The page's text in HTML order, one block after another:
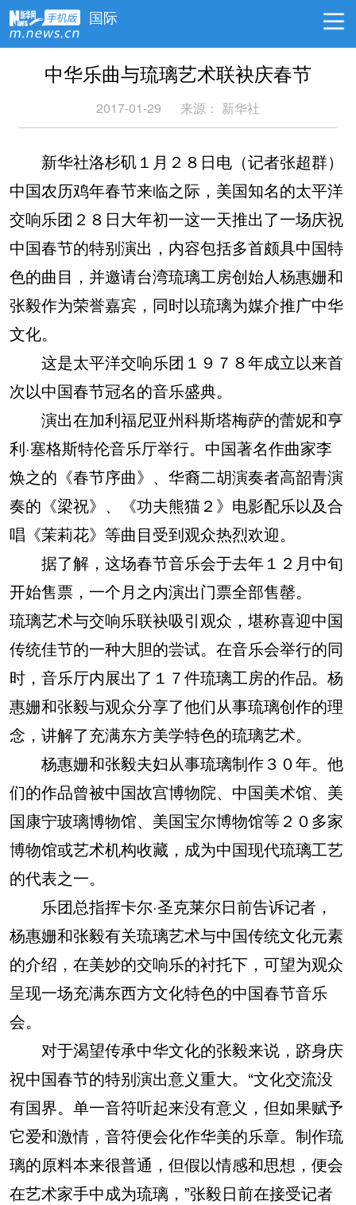
国际
中华乐曲与琉璃艺术联袂庆春节
2017-01-29 来源： 新华社
新华社洛杉矶１月２８日电（记者张超群）
中国农历鸡年春节来临之际，美国知名的太平洋
交响乐团２８日大年初一这一天推出了一场庆祝
中国春节的特别演出，内容包括多首颇具中国特
色的曲目，并邀请台湾琉璃工房创始人杨惠姗和
张毅作为荣誉嘉宾，同时以琉璃为媒介推广中华
文化。
这是太平洋交响乐团１９７８年成立以来首
次以中国春节冠名的音乐盛典。
演出在加利福尼亚州科斯塔梅萨的蕾妮和亨
利·塞格斯特伦音乐厅举行。中国著名作曲家李
焕之的《春节序曲》、华裔二胡演奏者高韶青演
奏的《梁祝》、《功夫熊猫２》电影配乐以及合
唱《茉莉花》等曲目受到观众热烈欢迎。
据了解，这场春节音乐会于去年１２月中旬
开始售票，一个月之内演出门票全部售罄。
琉璃艺术与交响乐联袂吸引观众，堪称喜迎中国
传统佳节的一种大胆的尝试。在音乐会举行的同
时，音乐厅内展出了１７件琉璃工房的作品。杨
惠姗和张毅与观众分享了他们从事琉璃创作的理
念，讲解了充满东方美学特色的琉璃艺术。
杨惠姗和张毅夫妇从事琉璃制作３０年。他
们的作品曾被中国故宫博物院、中国美术馆、美
国康宁玻璃博物馆、美国宝尔博物馆等２０多家
博物馆或艺术机构收藏，成为中国现代琉璃工艺
的代表之一。
乐团总指挥卡尔·圣克莱尔日前告诉记者，
杨惠姗和张毅有关琉璃艺术与中国传统文化元素
的介绍，在美妙的交响乐的衬托下，可望为观众
呈现一场充满东西方文化特色的中国春节音乐
会。
对于渴望传承中华文化的张毅来说，跻身庆
祝中国春节的特别演出意义重大。“文化交流没
有国界。单一音符听起来没有意义，但如果赋予
它爱和激情，音符便会化作华美的乐章。制作琉
璃的原料本来很普通，但假以情感和思想，便会
在艺术家手中成为琉璃，”张毅日前在接受记者